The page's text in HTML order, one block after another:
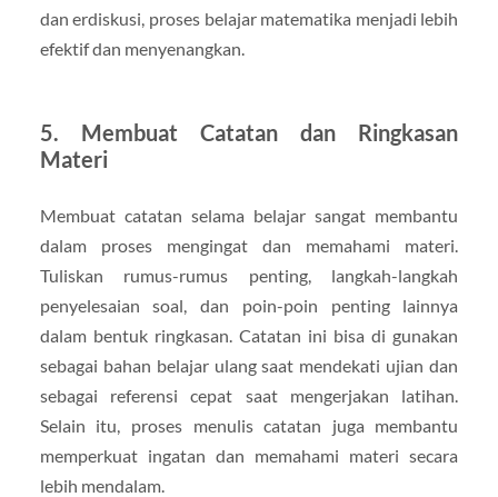
dan erdiskusi, proses belajar matematika menjadi lebih
efektif dan menyenangkan.
5. Membuat Catatan dan Ringkasan
Materi
Membuat catatan selama belajar sangat membantu
dalam proses mengingat dan memahami materi.
Tuliskan rumus-rumus penting, langkah-langkah
penyelesaian soal, dan poin-poin penting lainnya
dalam bentuk ringkasan. Catatan ini bisa di gunakan
sebagai bahan belajar ulang saat mendekati ujian dan
sebagai referensi cepat saat mengerjakan latihan.
Selain itu, proses menulis catatan juga membantu
memperkuat ingatan dan memahami materi secara
lebih mendalam.